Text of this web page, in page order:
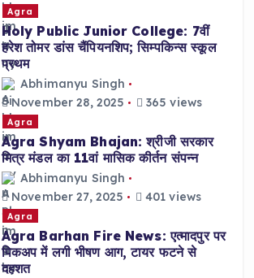
Agra
Holy Public Junior College: 7वीं
हरेश तोमर डांस चैंपियनशिप; सिम्पकिन्स स्कूल
प्रथम
Abhimanyu Singh
November 28, 2025
365 views
Agra
Agra Shyam Bhajan: श्रीजी सरकार
मित्र मंडल का 11वां मासिक कीर्तन संपन्न
Abhimanyu Singh
November 27, 2025
401 views
Agra
Agra Barhan Fire News: एत्मादपुर पर
पिकअप में लगी भीषण आग, टायर फटने से
दहशत